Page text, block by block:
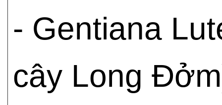
- Gentiana
cây Long